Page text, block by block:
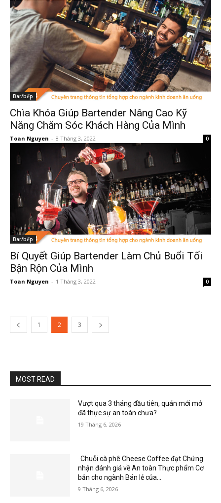
Bar/bếp
Chìa Khóa Giúp Bartender Nâng Cao Kỹ
Năng Chăm Sóc Khách Hàng Của Mình
Toan Nguyen - 8 Tháng 3, 2022 0
Bar/bếp
Bí Quyết Giúp Bartender Làm Chủ Buổi Tối
Bận Rộn Của Mình
Toan Nguyen - 1 Tháng 3, 2022 0
1 2 3
MOST READ
Vượt qua 3 tháng đầu tiên, quán mới mở
đã thực sự an toàn chưa?
19 Tháng 6, 2026
Chuỗi cà phê Cheese Coffee đạt Chứng
nhận đánh giá về An toàn Thực phẩm Cơ
bản cho ngành Bán lẻ của...
9 Tháng 6, 2026